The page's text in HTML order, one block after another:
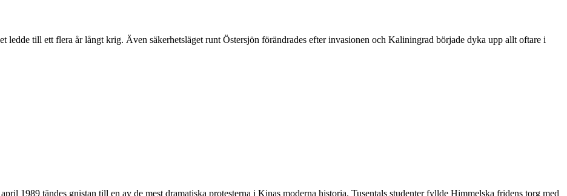
ledde till ett flera år långt krig. Även säkerhetsläget runt Östersjön förändrades efter invasionen och Kaliningrad började dyka upp allt oftare i
1989 tändes gnistan till en av de mest dramatiska protesterna i Kinas moderna historia. Tusentals studenter fyllde Himmelska fridens torg med